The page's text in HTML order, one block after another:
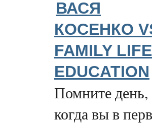
ВАСЯ
КОСЕНКО
FAMILY LIFE
EDUCATION
Помните день,
когда вы в